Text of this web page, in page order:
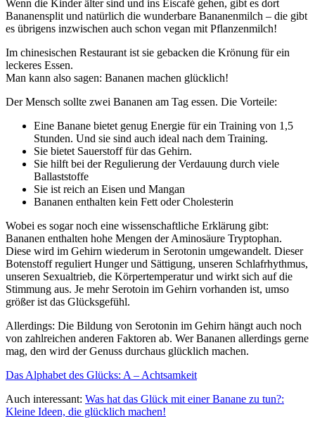
Wenn die Kinder älter sind und ins Eiscafé gehen, gibt es dort
Bananensplit und natürlich die wunderbare Bananenmilch – die gibt
es übrigens inzwischen auch schon vegan mit Pflanzenmilch!
Im chinesischen Restaurant ist sie gebacken die Krönung für ein
leckeres Essen.
Man kann also sagen: Bananen machen glücklich!
Der Mensch sollte zwei Bananen am Tag essen. Die Vorteile:
Eine Banane bietet genug Energie für ein Training von 1,5
Stunden. Und sie sind auch ideal nach dem Training.
Sie bietet Sauerstoff für das Gehirn.
Sie hilft bei der Regulierung der Verdauung durch viele
Ballaststoffe
Sie ist reich an Eisen und Mangan
Bananen enthalten kein Fett oder Cholesterin
Wobei es sogar noch eine wissenschaftliche Erklärung gibt:
Bananen enthalten hohe Mengen der Aminosäure Tryptophan.
Diese wird im Gehirn wiederum in Serotonin umgewandelt. Dieser
Botenstoff reguliert Hunger und Sättigung, unseren Schlafrhythmus,
unseren Sexualtrieb, die Körpertemperatur und wirkt sich auf die
Stimmung aus. Je mehr Serotoin im Gehirn vorhanden ist, umso
größer ist das Glücksgefühl.
Allerdings: Die Bildung von Serotonin im Gehirn hängt auch noch
von zahlreichen anderen Faktoren ab. Wer Bananen allerdings gerne
mag, den wird der Genuss durchaus glücklich machen.
Das Alphabet des Glücks: A – Achtsamkeit
Auch interessant: Was hat das Glück mit einer Banane zu tun?:
Kleine Ideen, die glücklich machen!